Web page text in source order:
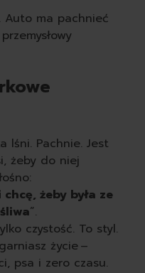
. Auto ma pachnieć
lśni. Pachnie. Jest
żeby do niej
żeby była ze
”.
czystość. To styl.
życie –
psa i zero czasu.